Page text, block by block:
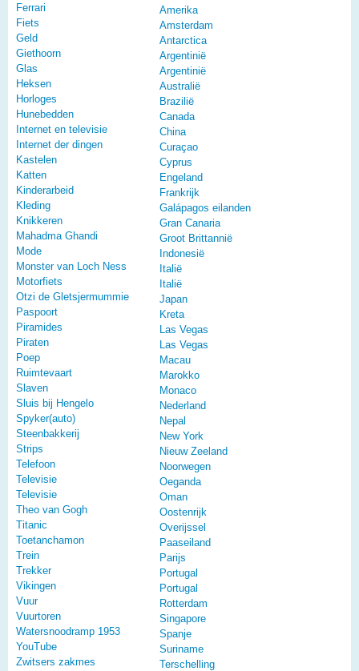
Ferrari
Fiets
Geld
Giethoorn
Glas
Heksen
Horloges
Hunebedden
Internet en televisie
Internet der dingen
Kastelen
Katten
Kinderarbeid
Kleding
Knikkeren
Mahadma Ghandi
Mode
Monster van Loch Ness
Motorfiets
Otzi de Gletsjermummie
Paspoort
Piramides
Piraten
Poep
Ruimtevaart
Slaven
Sluis bij Hengelo
Spyker(auto)
Steenbakkerij
Strips
Telefoon
Televisie
Televisie
Theo van Gogh
Titanic
Toetanchamon
Trein
Trekker
Vikingen
Vuur
Vuurtoren
Watersnoodramp 1953
YouTube
Zwitsers zakmes
Amerika
Amsterdam
Antarctica
Argentinië
Argentinië
Australië
Brazilië
Canada
China
Curaçao
Cyprus
Engeland
Frankrijk
Galápagos eilanden
Gran Canaria
Groot Brittannië
Indonesië
Italië
Italië
Japan
Kreta
Las Vegas
Las Vegas
Macau
Marokko
Monaco
Nederland
Nepal
New York
Nieuw Zeeland
Noorwegen
Oeganda
Oman
Oostenrijk
Overijssel
Paaseiland
Parijs
Portugal
Portugal
Rotterdam
Singapore
Spanje
Suriname
Terschelling